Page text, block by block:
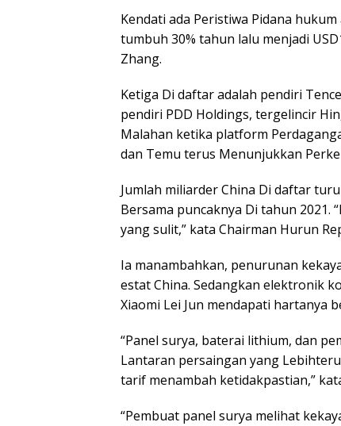
Kendati ada Peristiwa Pidana
tumbuh 30% tahun lalu menjadi
Zhang.
Ketiga Di daftar adalah pendiri
pendiri PDD Holdings, tergelincir
Malahan ketika platform
dan Temu terus Menunjukkan
Jumlah miliarder China Di daftar
Bersama puncaknya Di tahun 2021.
yang sulit,” kata Chairman Hurun
Ia manambahkan, penurunan
estat China. Sedangkan elektronik
Xiaomi Lei Jun mendapati hartanya
“Panel surya, baterai lithium, dan
Lantaran persaingan yang
tarif menambah ketidakpastian,”
“Pembuat panel surya melihat